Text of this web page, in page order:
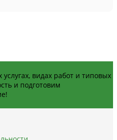
видах работ и типовых
и подготовим